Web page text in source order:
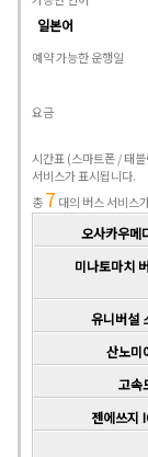
일본어
예약 가능한 운행일
요금
시간표(스마트폰 / 태
서비스가 표시됩니다.
총7 대의 버스 서비스
오사카우메
미나토마치
유니버설
산노미
고속
젠에쓰지